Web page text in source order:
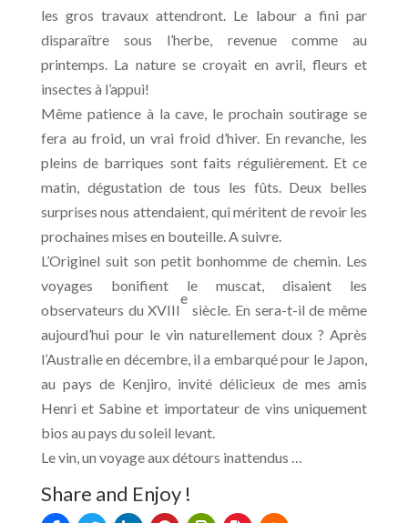
les gros travaux attendront. Le labour a fini par
disparaître sous l’herbe, revenue comme au
printemps. La nature se croyait en avril, fleurs et
insectes à l’appui!
Même patience à la cave, le prochain soutirage se
fera au froid, un vrai froid d’hiver. En revanche, les
pleins de barriques sont faits régulièrement. Et ce
matin, dégustation de tous les fûts. Deux belles
surprises nous attendaient, qui méritent de revoir les
prochaines mises en bouteille. A suivre.
L’Originel suit son petit bonhomme de chemin. Les
voyages bonifient le muscat, disaient les
observateurs du XVIII
e
siècle. En sera-t-il de même
aujourd’hui pour le vin naturellement doux ? Après
l’Australie en décembre, il a embarqué pour le Japon,
au pays de Kenjiro, invité délicieux de mes amis
Henri et Sabine et importateur de vins uniquement
bios au pays du soleil levant.
Le vin, un voyage aux détours inattendus …
Share and Enjoy !